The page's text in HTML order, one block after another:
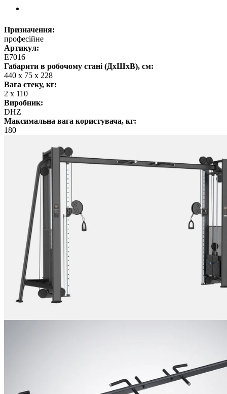
Призначення:
професійне
Артикул:
E7016
Габарити в робочому стані (ДхШхВ), см:
440 x 75 x 228
Вага стеку, кг:
2 x 110
Виробник:
DHZ
Максимальна вага користувача, кг:
180